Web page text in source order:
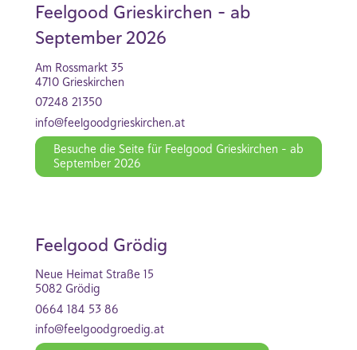
Feelgood Grieskirchen - ab
September 2026
Am Rossmarkt 35
4710 Grieskirchen
07248 21350‬
info@feelgoodgrieskirchen.at
Besuche die Seite für Feelgood Grieskirchen - ab
September 2026
Feelgood Grödig
Neue Heimat Straße 15
5082 Grödig
0664 184 53 86
info@feelgoodgroedig.at